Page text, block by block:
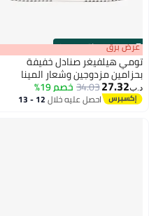
00m:00s
·باقي 100%
2
عرض برق
تومي هيلفيغر صنادل خفيفة
بحزامين مزدوجين وشعار المينا
د.ب‏27.32
34.03خصم 19%
احصل عليه خلال 12 - 13